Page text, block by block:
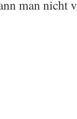
man nicht